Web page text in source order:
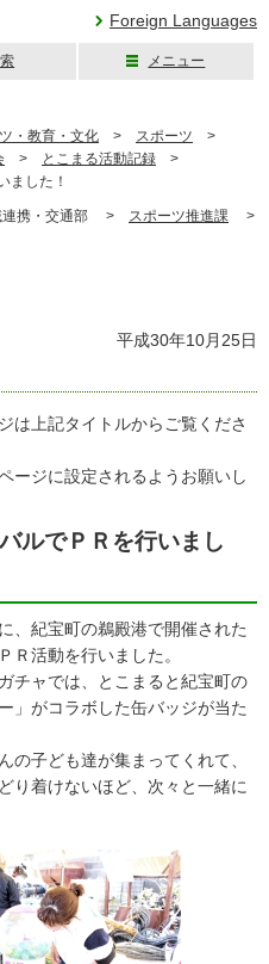
Foreign Languages
メニュー
・教育・文化 > スポーツ >
> とこまる活動記録 >
ました！
携・交通部 > スポーツ推進課 >
平成30年10月25日
は上記タイトルからご覧くださ
ジに設定されるようお願いし
ルでＰＲを行いまし
、紀宝町の鵜殿港で開催された
Ｒ活動を行いました。
チャでは、とこまると紀宝町の
」がコラボした缶バッジが当た
子ども達が集まってくれて、
り着けないほど、次々と一緒に